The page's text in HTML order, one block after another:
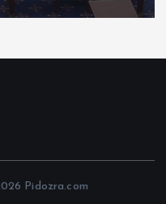
Pidozra.com